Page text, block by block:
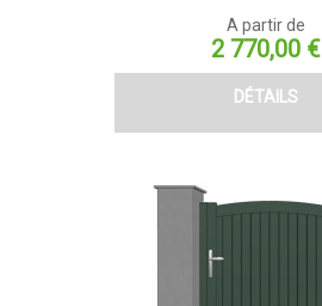
A partir de
Prix
2 770,00 €
DÉTAILS